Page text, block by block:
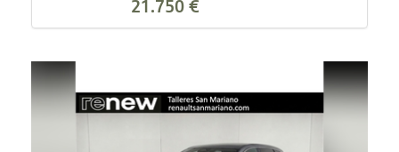
21.750 €